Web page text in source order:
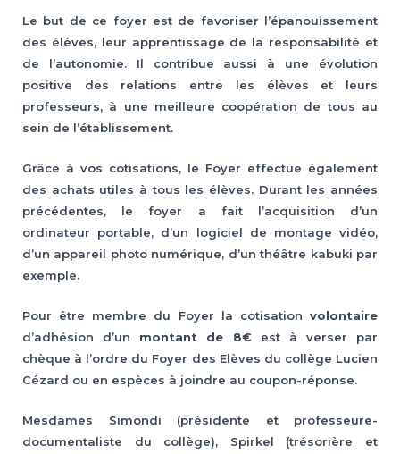
Le but de ce foyer est de favoriser l’épanouissement
des élèves, leur apprentissage de la responsabilité et
de l’autonomie. Il contribue aussi à une évolution
positive des relations entre les élèves et leurs
professeurs, à une meilleure coopération de tous au
sein de l’établissement.
Grâce à vos cotisations, le Foyer effectue également
des achats utiles à tous les élèves. Durant les années
précédentes, le foyer a fait l’acquisition d’un
ordinateur portable, d’un logiciel de montage vidéo,
d’un appareil photo numérique, d’un théâtre kabuki par
exemple.
Pour être membre du Foyer la cotisation volontaire
d’adhésion d’un montant de 8€est à verser par
chèque à l’ordre du Foyer des Elèves du collège Lucien
Cézard ou en espèces à joindre au coupon-réponse.
Mesdames Simondi (présidente et professeure-
documentaliste du collège), Spirkel (trésorière et